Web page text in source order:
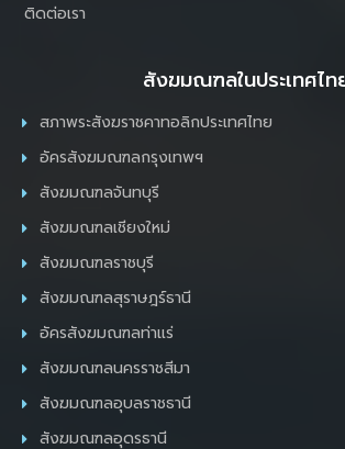
ติดต่อเรา
สังฆมณฑลในประเทศไท
สภาพระสังฆราชคาทอลิกประเทศไทย
อัครสังฆมณฑลกรุงเทพฯ
สังฆมณฑลจันทบุรี
สังฆมณฑลเชียงใหม่
สังฆมณฑลราชบุรี
สังฆมณฑลสุราษฎร์ธานี
อัครสังฆมณฑลท่าแร่
สังฆมณฑลนครราชสีมา
สังฆมณฑลอุบลราชธานี
สังฆมณฑลอุดรธานี